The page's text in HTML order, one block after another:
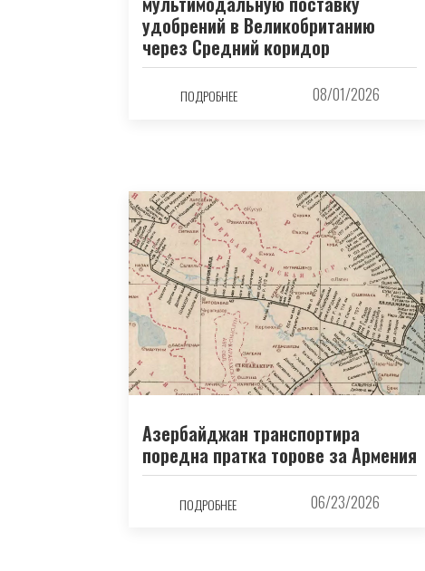
удобрений в Великобританию
через Средний коридор
ПОДРОБНЕЕ 08/01/2026
Азербайджан транспортира
поредна пратка торове за Армения
ПОДРОБНЕЕ 06/23/2026